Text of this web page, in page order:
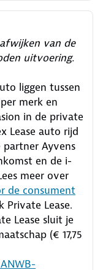
van de
uitvoering.
liggen tussen
merk en
in de private
Lease auto rijd
partner Ayvens
en de i-
meer over
de consument
Private Lease.
Lease sluit je
(€ 17,75